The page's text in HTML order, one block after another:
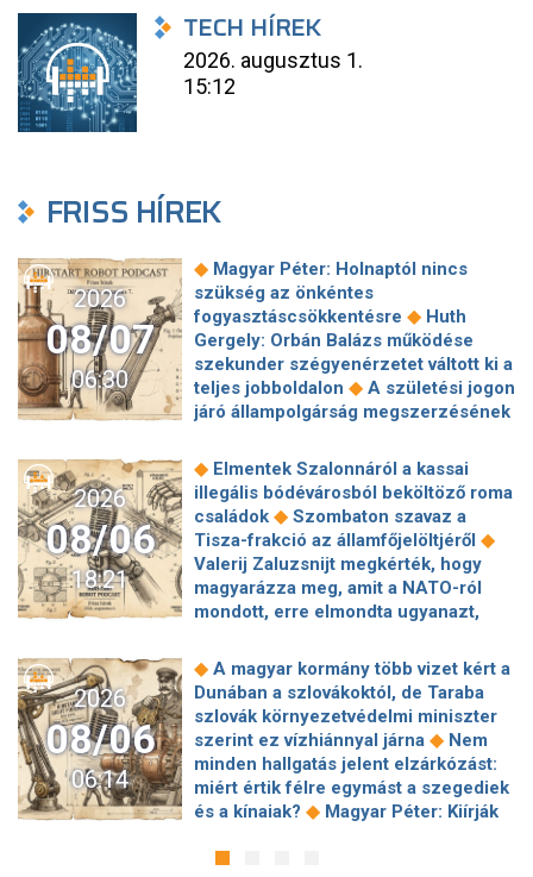
TECH HÍREK
2026. augusztus 1.
15:12
FRISS HÍREK
2026
08/07
06:30
◆ Magyar Péter: Holnaptól nincs
szükség az önkéntes
fogyasztáscsökkentésre ◆ Huth
Gergely: Orbán Balázs működése
szekunder szégyenérzetet váltott ki a
teljes jobboldalon ◆ A születési jogon
járó állampolgárság megszerzésének
Donald Trump
◆ „Kevésen múlt a
katasztrófa” – szintet léphetett az
orosz hibrid hadviselés ◆
Ákos: Vagyonkezelés közérdekből: mi
jön a kekvák után? ◆ Térképen, ahogy
hajnalban elérte Magyarország
határát a hidegfront ◆ A forintot is
megütheti az aszály ◆ Szombaton
államfőjelöltjéről◆Egyre inkább az
agglomerációt választják a főváros
helyett, akik százmilliónál többért
vennének lakást◆Robbanószereket
találtak Budapesten, péntek hajnalban
több helyszínt is lezárnak◆Calcio:
mintha Michelangelo zsírkrétával
a továbbjutást: egy harmadik perces
2026
08/06
18:21
◆ Elmentek Szalonnáról a kassai
illegális bódévárosból beköltöző roma
családok ◆ Szombaton szavaz a
Tisza-frakció az államfőjelöltjéről ◆
Valerij Zaluzsnijt megkérték, hogy
magyarázza meg, amit a NATO-ról
mondott, erre elmondta ugyanazt,
kötött szerződéseket a HM cége a
Lounge Eventtel, a miniszter
feljelentést tett
◆Orbán Anita
megkérte a szlovák kormányt, hogy
segítse a magyar vízellátást ◆ Forró
augusztus: gátja lehet az uniós
források hazahozatalának az
Alkotmánybíróság?◆ Török Gábor: Ez
Magyar Péter vizsgahete
2026
08/06
06:14
◆ A magyar kormány több vizet kért a
Dunában a szlovákoktól, de Taraba
szlovák környezetvédelmi miniszter
szerint ez vízhiánnyal járna ◆ Nem
minden hallgatás jelent elzárkózást:
miért értik félre egymást a szegediek
és a kínaiak? ◆ Magyar Péter: Kiírják